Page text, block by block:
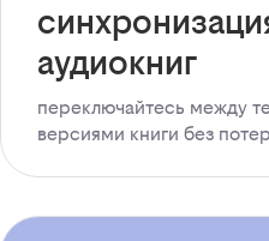
аудиокниг
переключайтесь между
версиями книги без